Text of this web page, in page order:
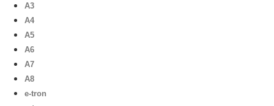
A3
A4
A5
A6
A7
A8
e-tron